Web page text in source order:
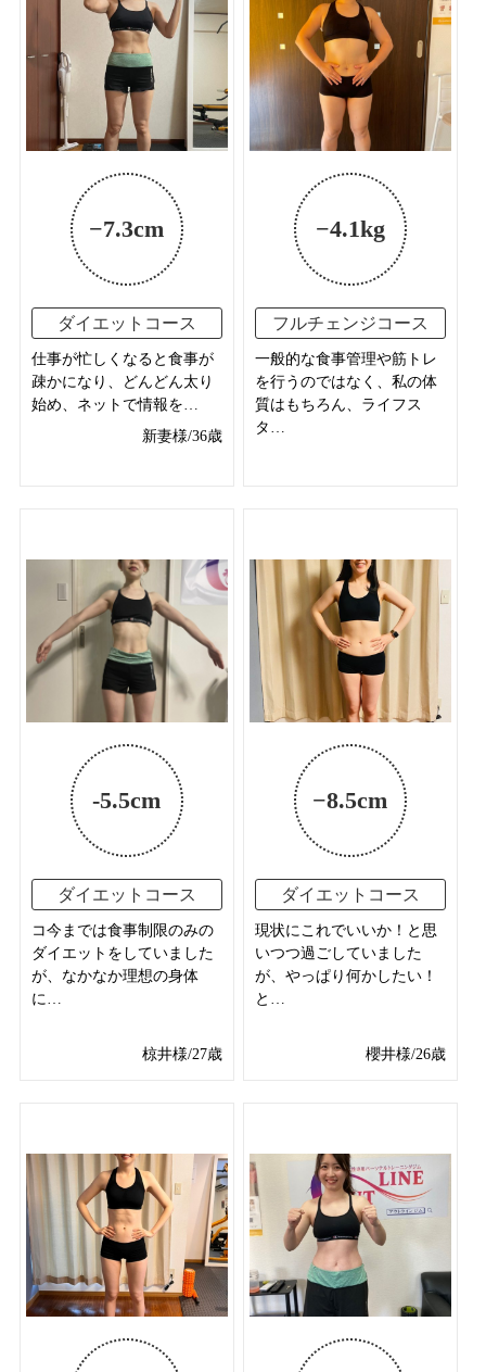
−7.3cm
ダイエットコース
仕事が忙しくなると食事が
疎かになり、どんどん太り
始め、ネットで情報を…
新妻様/36歳
−4.1kg
フルチェンジコース
一般的な食事管理や筋トレ
を行うのではなく、私の体
質はもちろん、ライフス
タ…
-5.5cm
ダイエットコース
コ今までは食事制限のみの
ダイエットをしていました
が、なかなか理想の身体
に…
椋井様/27歳
−8.5cm
ダイエットコース
現状にこれでいいか！と思
いつつ過ごしていました
が、やっぱり何かしたい！
と…
櫻井様/26歳